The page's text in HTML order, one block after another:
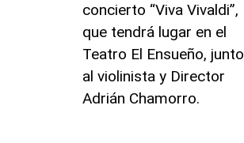
concierto “Viva Vivaldi”,
que tendrá lugar en el
Teatro El Ensueño, junto
al violinista y Director
Adrián Chamorro.